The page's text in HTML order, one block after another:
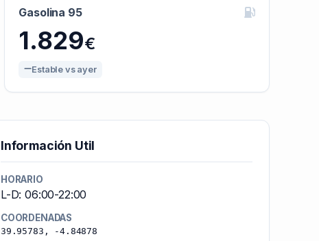
Gasolina 95
1.829€
Estable vs ayer
Información Util
HORARIO
L-D: 06:00-22:00
COORDENADAS
39.95783, -4.84878